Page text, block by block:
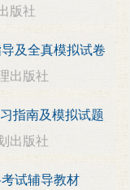
版社
及全真模拟试卷
出版社
指南及模拟试题
出版社
试辅导教材